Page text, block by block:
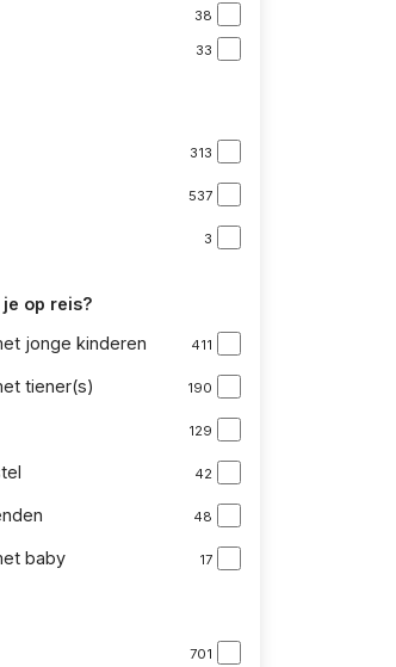
38
33
313
537
3
op reis?
jonge kinderen
411
tiener(s) 190
129
42
48
baby 17
701